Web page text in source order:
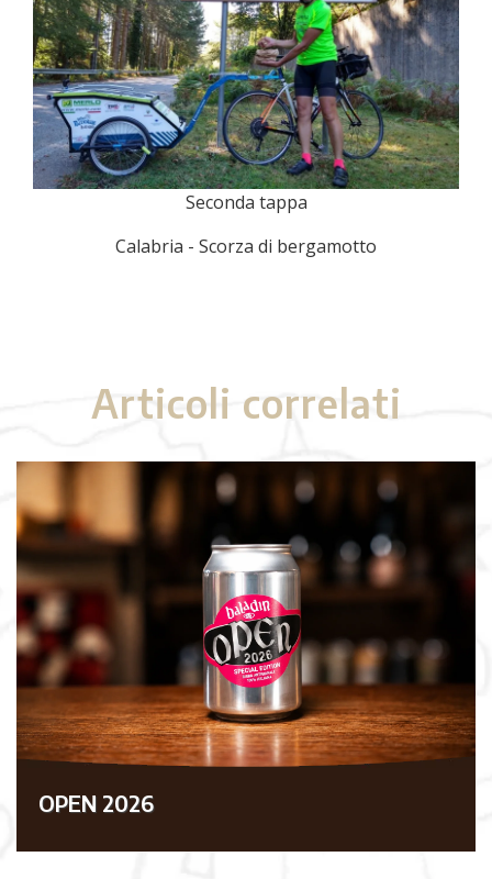
Seconda tappa
Calabria - Scorza di bergamotto
Articoli correlati
OPEN 2026